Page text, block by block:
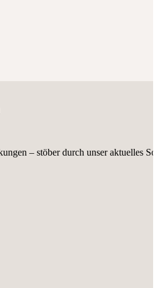
– stöber durch unser aktuelles